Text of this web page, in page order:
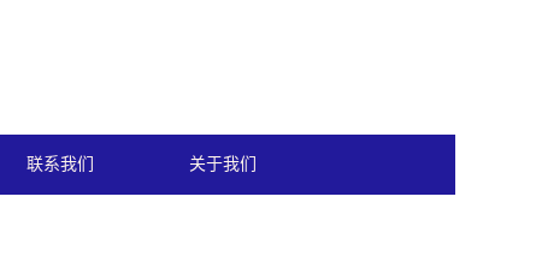
联系我们 关于我们